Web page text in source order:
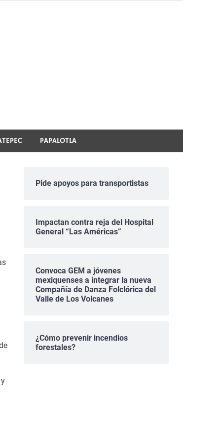
PAPALOTLA
Pide apoyos para transportistas
Impactan contra reja del Hospital
General “Las Américas”
Convoca GEM a jóvenes
mexiquenses a integrar la nueva
Compañía de Danza Folclórica del
Valle de Los Volcanes
¿Cómo prevenir incendios
forestales?